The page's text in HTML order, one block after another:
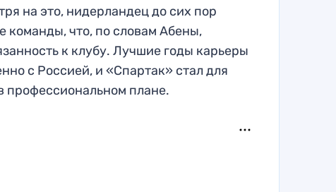
на это, нидерландец до сих пор
команды, что, по словам Абены,
к клубу. Лучшие годы карьеры
с Россией, и «Спартак» стал для
профессиональном плане.